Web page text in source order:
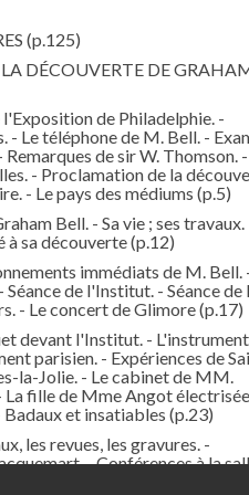
(p.125)
DÉCOUVERTE DE
l'Exposition de Philadelphie. -
- Le téléphone de M. Bell. -
de sir W. Thomson.
- Proclamation de la
- Le pays des médiums (p.5)
Bell. - Sa vie ; ses travaux.
à sa découverte(p.12)
immédiats de M. Bell.
Séance de l'Institut. - Séance de
- Le concert de Glimore(p.17)
devant l'Institut. - L'instrument
parisien. - Expériences de
la-Jolie. - Le cabinet de MM.
fille de Mme Angot
et insatiables (p.23)
les revues, les gravures. -
- Conférences à la